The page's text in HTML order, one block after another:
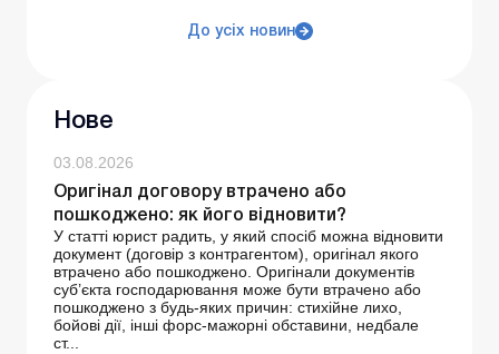
До усіх новин
Нове
03.08.2026
Оригінал договору втрачено або
пошкоджено: як його відновити?
У статті юрист радить, у який спосіб можна відновити
документ (договір з контрагентом), оригінал якого
втрачено або пошкоджено. Оригінали документів
суб’єкта господарювання може бути втрачено або
пошкоджено з будь-яких причин: стихійне лихо,
бойові дії, інші форс-мажорні обставини, недбале
ст...